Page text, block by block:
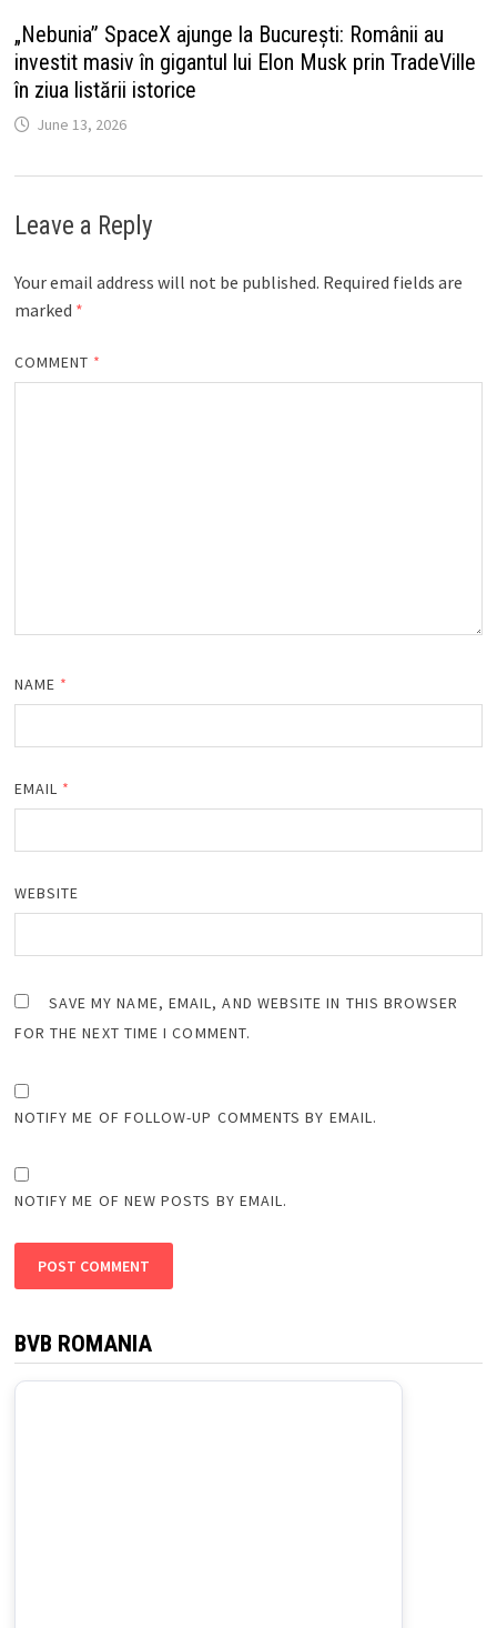
„Nebunia” SpaceX ajunge la București: Românii au
investit masiv în gigantul lui Elon Musk prin TradeVille
în ziua listării istorice
June 13, 2026
Leave a Reply
Your email address will not be published. Required fields are
marked *
COMMENT *
NAME *
EMAIL *
WEBSITE
SAVE MY NAME, EMAIL, AND WEBSITE IN THIS BROWSER
FOR THE NEXT TIME I COMMENT.
NOTIFY ME OF FOLLOW-UP COMMENTS BY EMAIL.
NOTIFY ME OF NEW POSTS BY EMAIL.
BVB ROMANIA